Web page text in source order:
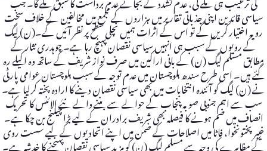
سیاسی قائدین اپنی جذباتی تقاریر میں ہزاروں کے مجمع میں مخالفین کے خلاف سخت
رویہ اختیار کریں گے تو اس کے اثرات ہمیں نچلی سطح پر نظر آئیں گے۔(ن) لیگ
کے رویوں کے سبب ہی انہیں سیاسی نقصان پہنچ رہا ہے۔ چوہدری نثار کے
مطابق مسلم لیگ (ن) کے بانی اراکین میں صرف نواز شریف کے ساتھ وہ اکیلے رہ
گئے ہیں۔ اسی طرح سندھ بلوچستان میں عدم توجہ کے سبب بلوچستان عوامی پارٹی
نے (ن) لیگ کو آئندہ انتخابات میں بھی سیاسی نقصان دینے کا ارادہ پختہ کرلیا ہے۔
سب سے اہم جنوبی صوبہ پنجاب کے حوالے سے بننے والے نئے الائنس کا تحریک
انصاف میں ضم ہونے کا فیصلہ بھی شریف برادران کے لیے بڑا چیلنج بن چکا ہے۔
خیبر پختونخوا، فاٹا میں اصلاحات کے ضمن میں اپنے اتحادیوں کے لیے سست روی
کے مظاہرے کی وجہ سے مسلم لیگ (ن) کو مزید سیاسی نقصان پہنچنے کا خدشہ ہے۔